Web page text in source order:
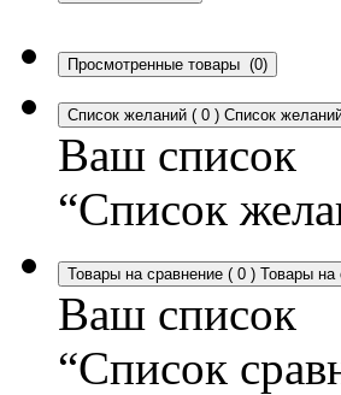
Просмотренные товары (0)
Список желаний ( 0 ) Список
Ваш список
“Список
Товары на сравнение ( 0 ) Товары на
Ваш список
“Список